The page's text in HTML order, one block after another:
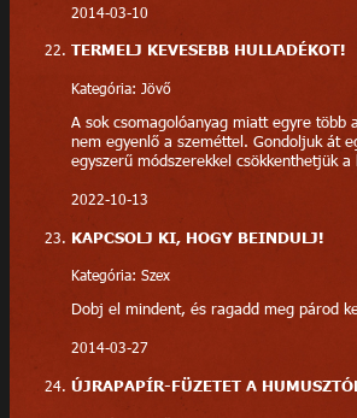
2014-03-10
TERMELJ KEVESEBB HULLADÉKOT!
Kategória: Jövő
A sok csomagolóanyag miatt egyre több
nem egyenlő a szeméttel. Gondoljuk át
egyszerű módszerekkel csökkenthetjük
2022-10-13
KAPCSOLJ KI, HOGY BEINDULJ!
Kategória: Szex
Dobj el mindent, és ragadd meg párod
2014-03-27
ÚJRAPAPÍR-FÜZETET A HUMUSZTÓL